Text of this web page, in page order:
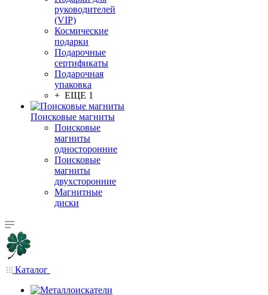
руководителей
(VIP)
Космические
подарки
Подарочные
сертификаты
Подарочная
упаковка
+ ЕЩЕ 1
Поисковые магниты
Поисковые
магниты
односторонние
Поисковые
магниты
двухсторонние
Магнитные
диски
Каталог